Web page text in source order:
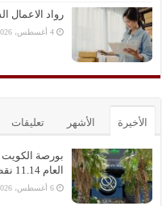
رواد الاعمال
4 أغسطس، 2026
الأخيرة الأشهر تعليقات
بورصة الكويت
العام 11.14 نقطة
6 أغسطس، 2026